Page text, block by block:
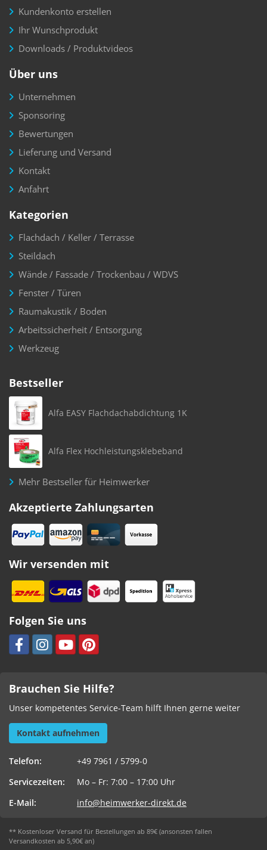
Kundenkonto erstellen
Ihr Wunschprodukt
Downloads / Produktvideos
Über uns
Unternehmen
Sponsoring
Bewertungen
Lieferung und Versand
Kontakt
Anfahrt
Kategorien
Flachdach / Keller / Terrasse
Steildach
Wände / Fassade / Trockenbau / WDVS
Fenster / Türen
Raumakustik / Boden
Arbeitssicherheit / Entsorgung
Werkzeug
Bestseller
Alfa EASY Flachdachabdichtung 1K
Alfa Flex Hochleistungsklebeband
Mehr Bestseller für Heimwerker
Akzeptierte Zahlungsarten
Wir versenden mit
Folgen Sie uns
Brauchen Sie Hilfe?
Unser kompetentes Service-Team hilft Ihnen gerne weiter
Kontakt aufnehmen
Telefon:
+49 7961 / 5799-0
Servicezeiten:
Mo – Fr: 7:00 – 17:00 Uhr
E-Mail:
info@heimwerker-direkt.de
** Kostenloser Versand für Bestellungen ab 89€ (ansonsten fallen
Versandkosten ab 5,90€ an)